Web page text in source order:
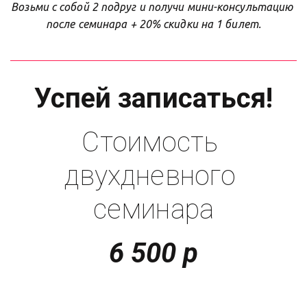
Возьми с собой 2 подруг и получи мини-консультацию
после семинара + 20% скидки на 1 билет.
Успей записаться!
Стоимость
двухдневного
семинара
6 500 р